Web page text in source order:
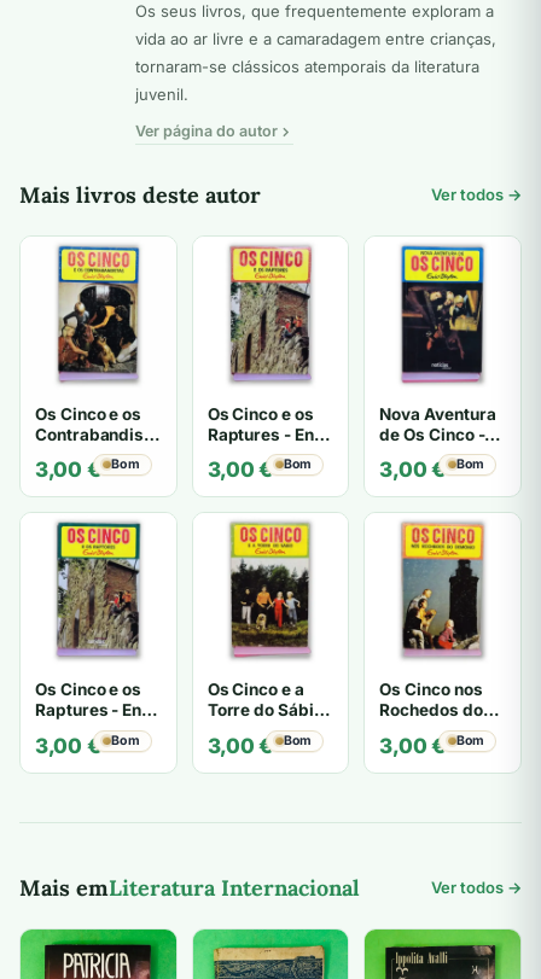
Os seus livros, que frequentemente exploram a
vida ao ar livre e a camaradagem entre crianças,
tornaram-se clássicos atemporais da literatura
juvenil.
Ver página do autor
Mais livros deste autor Ver todos →
Os Cinco e os
Contrabandistas
- Enid Blyton
3,00 € Bom
Os Cinco e os
Raptures - Enid
3,00€ Bom
Nova Aventura
de Os Cinco -
Enid Blyton
3,00€ Bom
Os Cinco e os
Raptures - Enid
3,00 € Bom
Os Cinco e a
Torre do Sábio
- Enid Blyton
3,00€ Bom
Os Cinco nos
Rochedos do
Demónio - Enid
Blyton
3,00€ Bom
Mais emLiteratura Internacional Ver todos →